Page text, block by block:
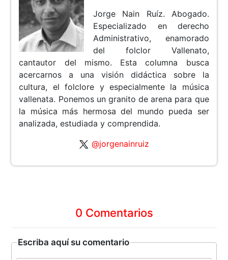
Jorge Nain Ruíz. Abogado.
Especializado en derecho
Administrativo, enamorado
del folclor Vallenato,
cantautor del mismo. Esta columna busca
acercarnos a una visión didáctica sobre la
cultura, el folclore y especialmente la música
vallenata. Ponemos un granito de arena para que
la música más hermosa del mundo pueda ser
analizada, estudiada y comprendida.
@jorgenainruiz
0 Comentarios
Escriba aquí su comentario